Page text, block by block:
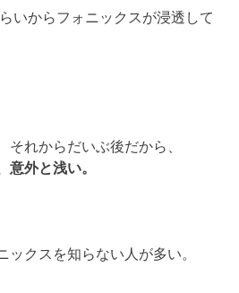
いからフォニックスが浸透して
それからだいぶ後だから、
意外と浅い。
ックスを知らない人が多い。